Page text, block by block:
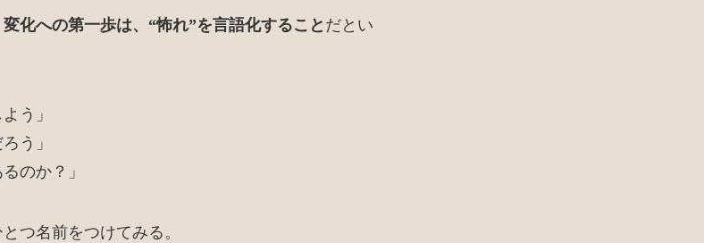
変化への第一歩は、“怖れ”を言語化すること だとい
う」
う」
のか？」
つ名前をつけてみる。